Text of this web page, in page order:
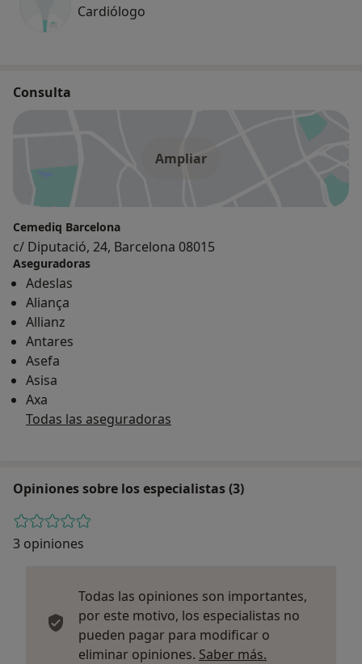
Cardiólogo
Consulta
Ampliar
Cemediq Barcelona
c/ Diputació, 24, Barcelona 08015
Aseguradoras
Adeslas
Aliança
Allianz
Antares
Asefa
Asisa
Axa
Todas las aseguradoras
Opiniones sobre los especialistas (3)
3 opiniones
Todas las opiniones son importantes,
por este motivo, los especialistas no
pueden pagar para modificar o
eliminar opiniones. Saber más.